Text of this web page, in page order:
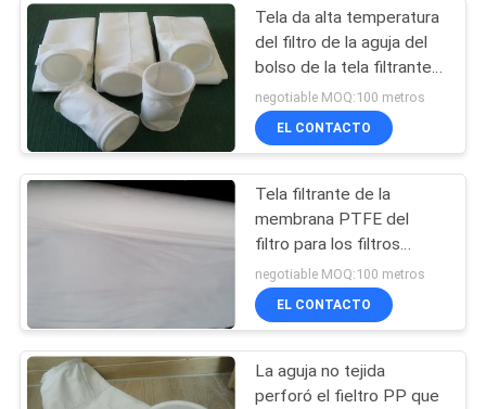
PRIVACY
POLICY
Bolso de filtro
industrial
Malla del filtro del
Tela da alta temperatura
del filtro de la aguja del
bolso de la tela filtrante
de PTFE para la filtración
del gas
negotiable MOQ:100 metros
EL CONTACTO
Tela filtrante de la
membrana PTFE del
filtro para los filtros
hidrofóbicos/hidrofílicos
de la jeringuilla
negotiable MOQ:100 metros
EL CONTACTO
La aguja no tejida
perforó el fieltro PP que